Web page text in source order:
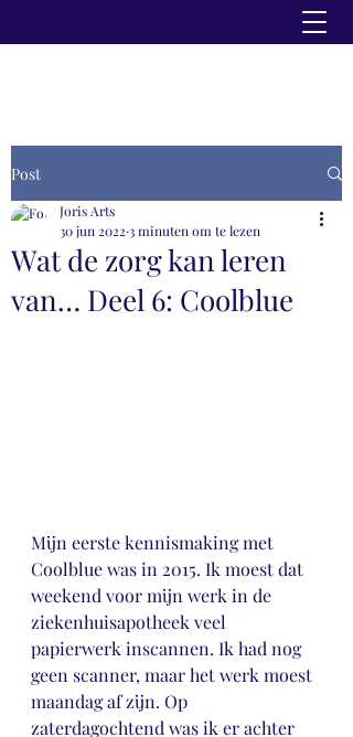
Post
Wat de zorg kan leren
van… Deel 6: Coolblue
Joris Arts
30 jun 2022 3 minuten om te lezen
Mijn eerste kennismaking met
Coolblue was in 2015. Ik moest dat
weekend voor mijn werk in de
ziekenhuisapotheek veel
papierwerk inscannen. Ik had nog
geen scanner, maar het werk moest
maandag af zijn. Op
zaterdagochtend was ik er achter